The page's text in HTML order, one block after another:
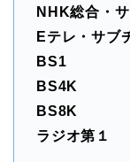
NHK総合・
Eテレ・サブ
BS1
BS4K
BS8K
ラジオ第１